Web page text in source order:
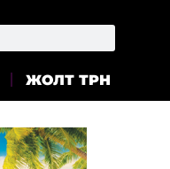
ЖОЛТ ТРН